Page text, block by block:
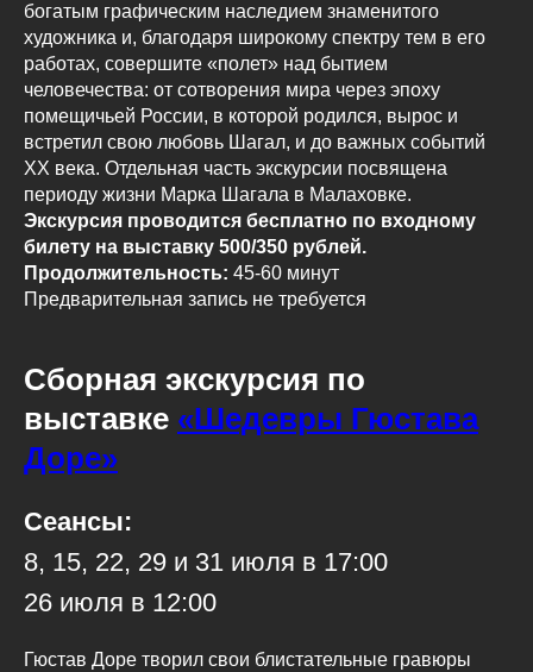
богатым графическим наследием знаменитого
художника и, благодаря широкому спектру тем в его
работах, совершите «полет» над бытием
человечества: от сотворения мира через эпоху
помещичьей России, в которой родился, вырос и
встретил свою любовь Шагал, и до важных событий
ХХ века. Отдельная часть экскурсии посвящена
периоду жизни Марка Шагала в Малаховке.
Экскурсия проводится бесплатно по входному
билету на выставку 500/350 рублей.
Продолжительность: 45-60 минут
Предварительная запись не требуется
Сборная экскурсия по
выставке «Шедевры Гюстава
Доре»
Сеансы:
8, 15, 22, 29 и 31 июля в 17:00
26 июля в 12:00
Гюстав Доре творил свои блистательные гравюры